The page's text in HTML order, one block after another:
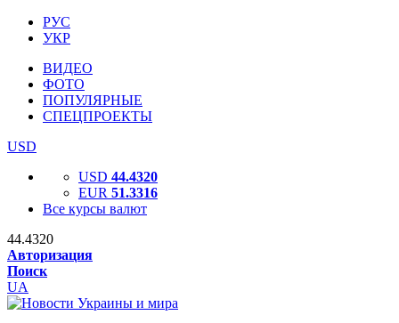
РУС
УКР
ВИДЕО
ФОТО
ПОПУЛЯРНЫЕ
СПЕЦПРОЕКТЫ
USD
USD 44.4320
EUR 51.3316
Все курсы валют
44.4320
Авторизация
Поиск
UA